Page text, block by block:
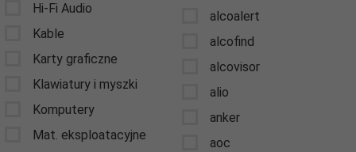
Hi-Fi Audio
Kable
Karty graficzne
Klawiatury i myszki
Komputery
Mat. eksploatacyjne
alcoalert
alcofind
alcovisor
alio
anker
aoc